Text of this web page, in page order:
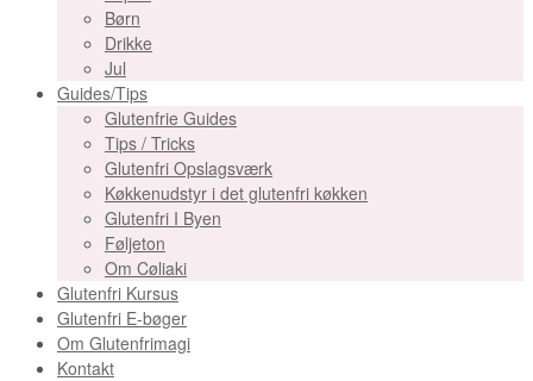
Børn
Drikke
Jul
Guides/Tips
Glutenfrie Guides
Tips / Tricks
Glutenfri Opslagsværk
Køkkenudstyr i det glutenfri køkken
Glutenfri I Byen
Føljeton
Om Cøliaki
Glutenfri Kursus
Glutenfri E-bøger
Om Glutenfrimagi
Kontakt